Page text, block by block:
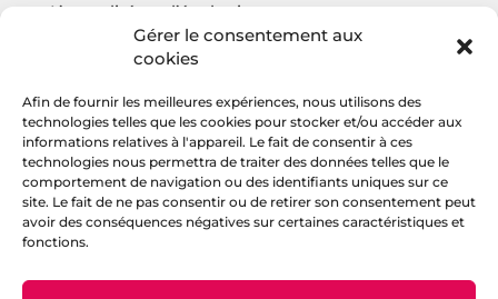
Gérer le consentement aux
cookies
Afin de fournir les meilleures expériences, nous utilisons des
technologies telles que les cookies pour stocker et/ou accéder aux
informations relatives à l'appareil. Le fait de consentir à ces
technologies nous permettra de traiter des données telles que le
comportement de navigation ou des identifiants uniques sur ce
site. Le fait de ne pas consentir ou de retirer son consentement peut
avoir des conséquences négatives sur certaines caractéristiques et
fonctions.
L’actualité sur l’écologie
Questions fréquentes
Contact
Agencehv
Rejoignez la communauté